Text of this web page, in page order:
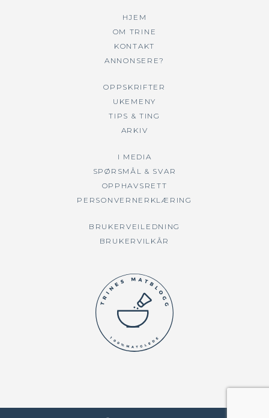
HJEM
OM TRINE
KONTAKT
ANNONSERE?
OPPSKRIFTER
UKEMENY
TIPS & TING
ARKIV
I MEDIA
SPØRSMÅL & SVAR
OPPHAVSRETT
PERSONVERNERKLÆRING
BRUKERVEILEDNING
BRUKERVILKÅR